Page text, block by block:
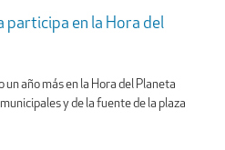
participa en la Hora del
año más en la Hora del Planeta
y de la fuente de la plaza